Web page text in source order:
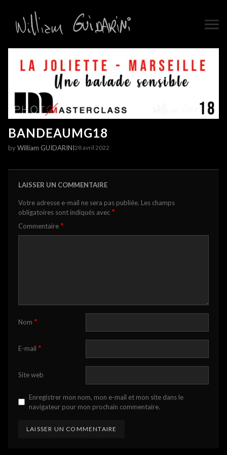
BANDEAUMG18
byWilliam GUIDARINI28 avril 2022
LAISSER UN COMMENTAIRE
Votre adresse e-mail ne sera pas publiée. Les champs
obligatoires sont indiqués avec *
Commentaire *
Nom *
E-mail *
Site web
Enregistrer mon nom, mon e-mail et mon site dans le
navigateur pour mon prochain commentaire.